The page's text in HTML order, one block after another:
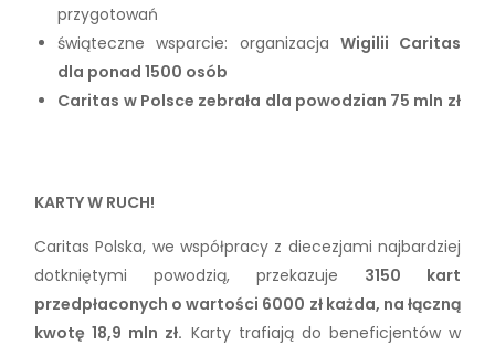
przygotowań
świąteczne wsparcie: organizacja Wigilii Caritas
dla ponad 1500 osób
Caritas w Polsce zebrała dla powodzian 75 mln zł
KARTY W RUCH!
Caritas Polska, we współpracy z diecezjami najbardziej
dotkniętymi powodzią, przekazuje 3150 kart
przedpłaconych o wartości 6000 zł każda, na łączną
kwotę 18,9 mln zł. Karty trafiają do beneficjentów w